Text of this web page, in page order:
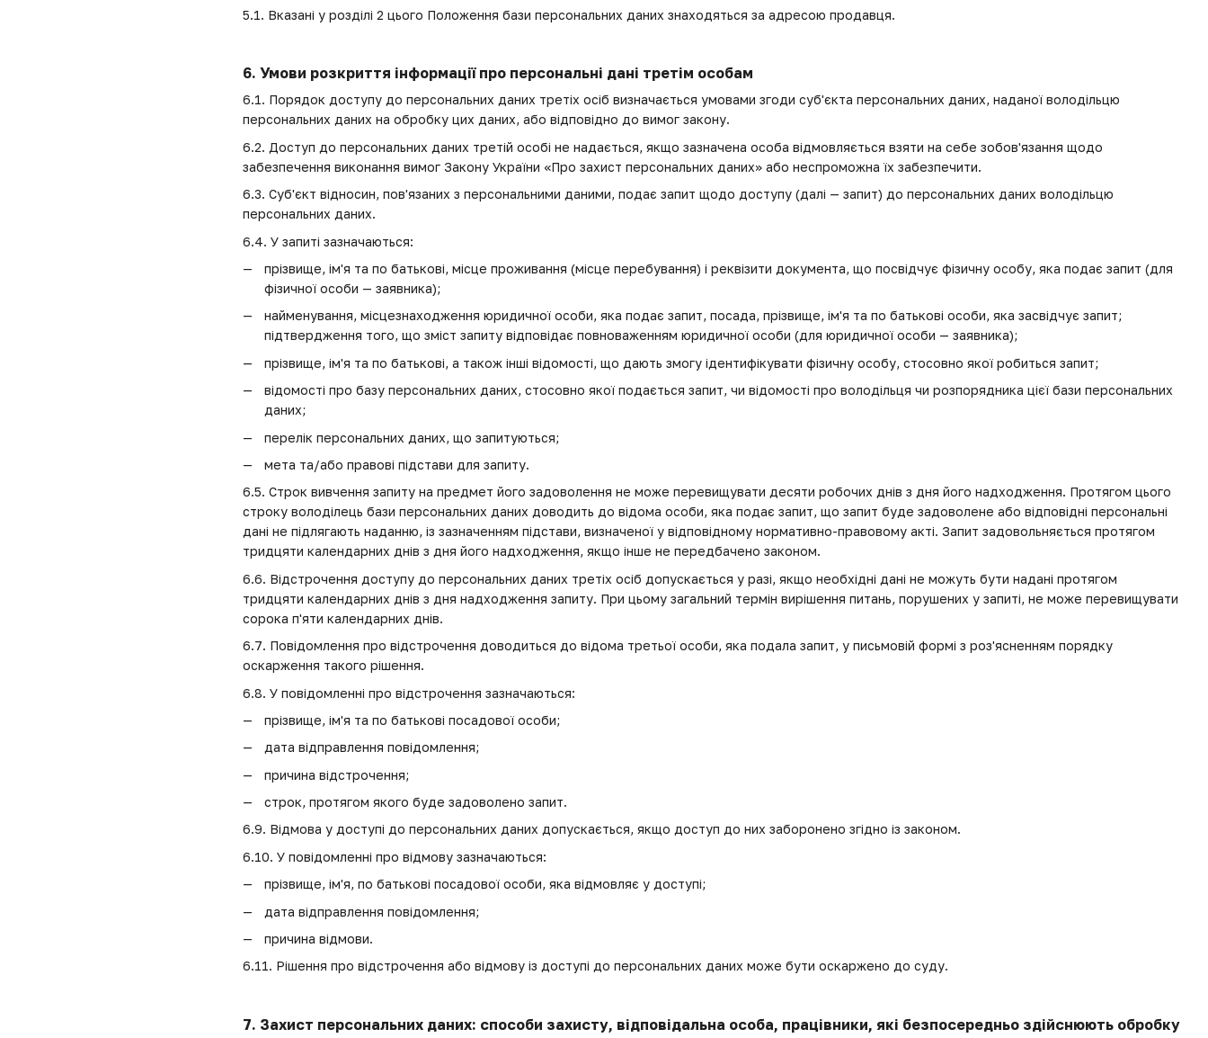
5.1. Вказані у розділі 2 цього Положення бази персональних даних знаходяться за адресою продавця.
6. Умови розкриття інформації про персональні дані третім особам
6.1. Порядок доступу до персональних даних третіх осіб визначається умовами згоди суб'єкта персональних даних, наданої володільцю
персональних даних на обробку цих даних, або відповідно до вимог закону.
6.2. Доступ до персональних даних третій особі не надається, якщо зазначена особа відмовляється взяти на себе зобов'язання щодо
забезпечення виконання вимог Закону України «Про захист персональних даних» або неспроможна їх забезпечити.
6.3. Суб'єкт відносин, пов'язаних з персональними даними, подає запит щодо доступу (далі — запит) до персональних даних володільцю
персональних даних.
6.4. У запиті зазначаються:
прізвище, ім'я та по батькові, місце проживання (місце перебування) і реквізити документа, що посвідчує фізичну особу, яка подає запит (для
фізичної особи — заявника);
найменування, місцезнаходження юридичної особи, яка подає запит, посада, прізвище, ім'я та по батькові особи, яка засвідчує запит;
підтвердження того, що зміст запиту відповідає повноваженням юридичної особи (для юридичної особи — заявника);
прізвище, ім'я та по батькові, а також інші відомості, що дають змогу ідентифікувати фізичну особу, стосовно якої робиться запит;
відомості про базу персональних даних, стосовно якої подається запит, чи відомості про володільця чи розпорядника цієї бази персональних
даних;
перелік персональних даних, що запитуються;
мета та/або правові підстави для запиту.
6.5. Строк вивчення запиту на предмет його задоволення не може перевищувати десяти робочих днів з дня його надходження. Протягом цього
строку володілець бази персональних даних доводить до відома особи, яка подає запит, що запит буде задоволене або відповідні персональні
дані не підлягають наданню, із зазначенням підстави, визначеної у відповідному нормативно-правовому акті. Запит задовольняється протягом
тридцяти календарних днів з дня його надходження, якщо інше не передбачено законом.
6.6. Відстрочення доступу до персональних даних третіх осіб допускається у разі, якщо необхідні дані не можуть бути надані протягом
тридцяти календарних днів з дня надходження запиту. При цьому загальний термін вирішення питань, порушених у запиті, не може перевищувати
сорока п'яти календарних днів.
6.7. Повідомлення про відстрочення доводиться до відома третьої особи, яка подала запит, у письмовій формі з роз'ясненням порядку
оскарження такого рішення.
6.8. У повідомленні про відстрочення зазначаються:
прізвище, ім'я та по батькові посадової особи;
дата відправлення повідомлення;
причина відстрочення;
строк, протягом якого буде задоволено запит.
6.9. Відмова у доступі до персональних даних допускається, якщо доступ до них заборонено згідно із законом.
6.10. У повідомленні про відмову зазначаються:
прізвище, ім'я, по батькові посадової особи, яка відмовляє у доступі;
дата відправлення повідомлення;
причина відмови.
6.11. Рішення про відстрочення або відмову із доступі до персональних даних може бути оскаржено до суду.
7. Захист персональних даних: способи захисту, відповідальна особа, працівники, які безпосередньо здійснюють обробку